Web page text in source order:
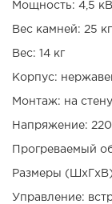
Мощность: 4,5
Вес камней: 25 кг
Вес: 14 кг
Корпус:
Монтаж: на стену
Напряжение:
Прогреваемый
Размеры
Управление: